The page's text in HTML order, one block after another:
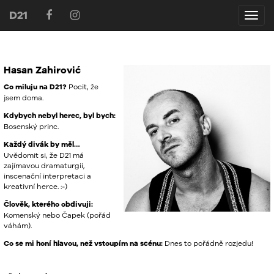
D21
D21
Hasan Zahirović
Co miluju na D21? Pocit, že
jsem doma.
Kdybych nebyl herec, byl bych:
Bosenský princ.
Každý divák by měl…
Uvědomit si, že D21 má
zajímavou dramaturgii,
inscenační interpretaci a
kreativní herce. :-)
Člověk, kterého obdivuji:
Komenský nebo Čapek (pořád
váhám).
Co se mi honí hlavou, než vstoupím na scénu: Dnes to pořádně rozjedu!